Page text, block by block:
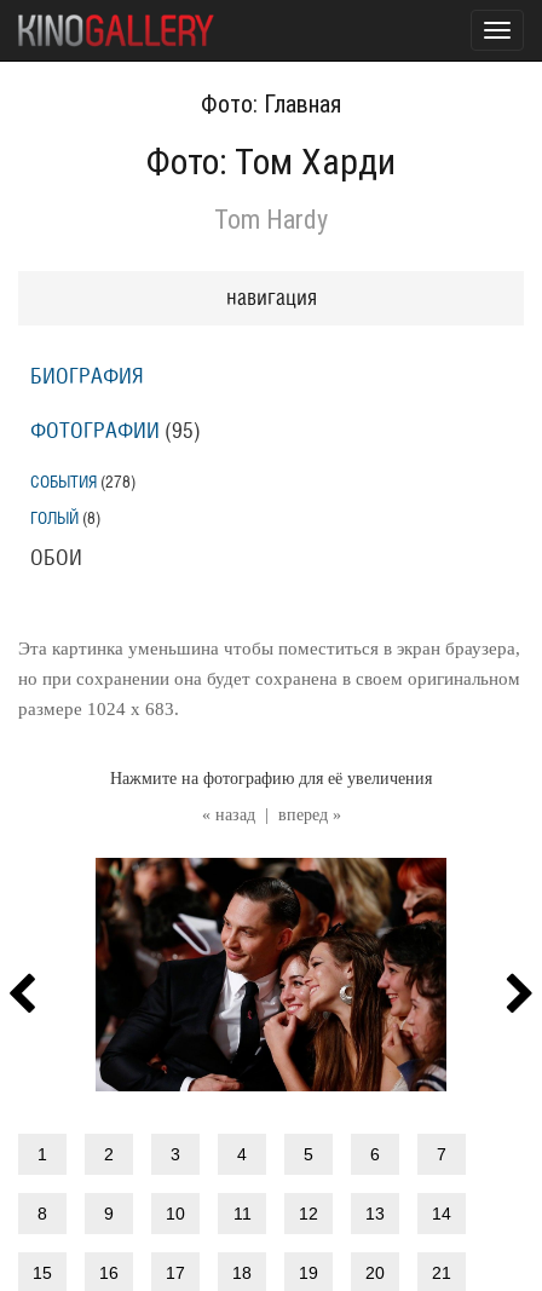
Фото: Главная
Фото: Том Харди
Tom Hardy
« назад вперед »
Нажмите на фотографию для её увеличения
Эта картинка уменьшина чтобы поместиться в экран браузера,
но при сохранении она будет сохранена в своем оригинальном
размере 1024 x 683.
1 2 3 4 5 6 7
8 9 10 11 12 13 14
15 16 17 18 19 20 21
навигация
БИОГРАФИЯ
ФОТОГРАФИИ (95)
СОБЫТИЯ (278)
ГОЛЫЙ (8)
ОБОИ